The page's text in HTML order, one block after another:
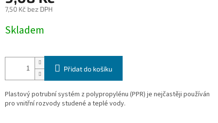
7,50 Kč bez DPH
cena:
Skladem
Přidat do košíku
Plastový potrubní systém z polypropylénu (PPR) je nejčastěji používán
pro vnitřní rozvody studené a teplé vody.